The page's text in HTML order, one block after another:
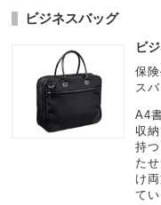
ビジネスバッグ
ビ
保
ス
A4
収
持
た
け
てい